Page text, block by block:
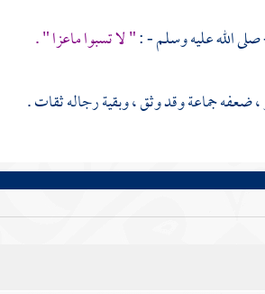
الله عليه وسلم - :" لا تسبوا ماعزا " .
، ضعفه جماعة وقد وثق ، وبقية رجاله ثقات .